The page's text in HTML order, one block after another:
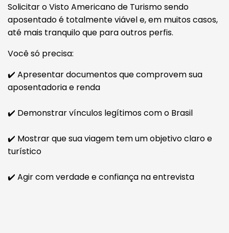
Solicitar o Visto Americano de Turismo sendo
aposentado é totalmente viável e, em muitos casos,
até mais tranquilo que para outros perfis.
Você só precisa:
✔️ Apresentar documentos que comprovem sua
aposentadoria e renda
✔️ Demonstrar vínculos legítimos com o Brasil
✔️ Mostrar que sua viagem tem um objetivo claro e
turístico
✔️ Agir com verdade e confiança na entrevista